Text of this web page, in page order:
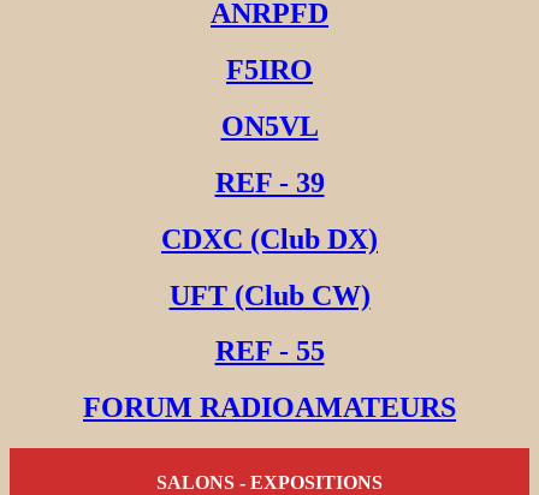
ANRPFD
F5IRO
ON5VL
REF - 39
CDXC (Club DX)
UFT (Club CW)
REF - 55
FORUM RADIOAMATEURS
SALONS - EXPOSITIONS